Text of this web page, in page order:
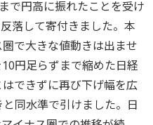
で円高に振れたことを受け
落して寄付きました。本
で大きな値動きは出ませ
円足らずまで縮めた日経
できずに再び下げ幅を広
同水準で引けました。日